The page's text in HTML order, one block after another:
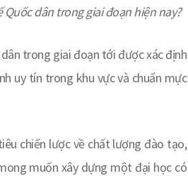
dân trong giai đoạn hiện nay?
trong giai đoạn tới được xác định
uy tín trong khu vực và chuẩn mực
chiến lược về chất lượng đào tạo,
muốn xây dựng một đại học có